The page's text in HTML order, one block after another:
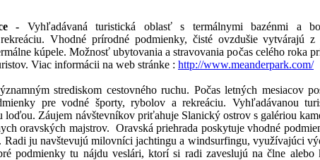
- Vyhľadávaná turistická oblasť s termálnymi bazénmi a
Vhodné prírodné podmienky, čisté ovzdušie vytvárajú z
kúpele. Možnosť ubytovania a stravovania počas celého roka
Viac informácii na web stránke : http://www.meanderpark.com/
strediskom cestovného ruchu. Počas letných mesiacov
pre vodné športy, rybolov a rekreáciu. Vyhľadávanou
loďou. Záujem návštevníkov priťahuje Slanický ostrov s galériou
oravských majstrov. Oravská priehrada poskytuje vhodné
Radi ju navštevujú milovníci jachtingu a windsurfingu, využívajúci
podmienky tu nájdu veslári, ktorí si radi zaveslujú na člne alebo